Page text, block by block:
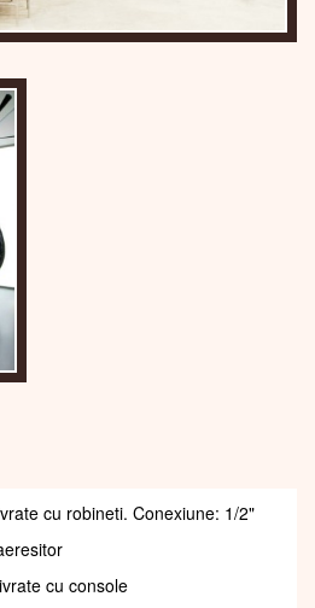
cu robineti. Conexiune: 1/2"
cu console